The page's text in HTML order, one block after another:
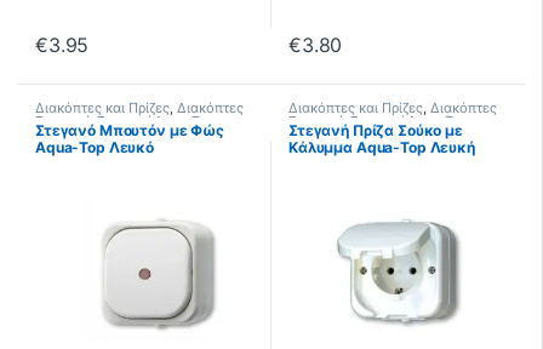
€3.95 €3.80
Διακόπτες και Πρίζες, Διακόπτες
Στεγανοί, Στεγανοί Aqua Top
Στεγανό Μπουτόν με Φώς
Aqua-Top Λευκό
Διακόπτες και Πρίζες, Διακόπτες
Στεγανοί, Στεγανοί Aqua Top
Στεγανή Πρίζα Σούκο με
Κάλυμμα Aqua-Top Λευκή